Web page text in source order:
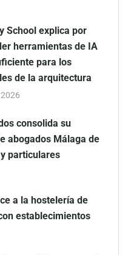
School explica por
herramientas de IA
para los
de la arquitectura
consolida su
abogados Málaga de
particulares
a la hostelería de
establecimientos